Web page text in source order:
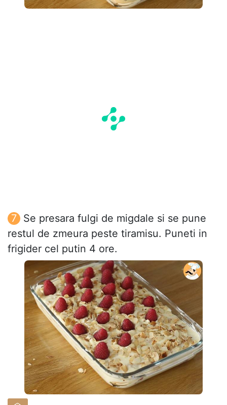
Se presara fulgi de migdale si se pune
restul de zmeura peste tiramisu. Puneti in
frigider cel putin 4 ore.